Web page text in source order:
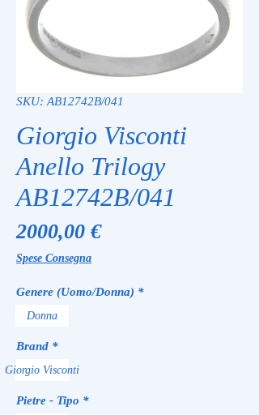
SKU: AB12742B/041
Giorgio Visconti
Anello Trilogy
AB12742B/041
2000,00 €Prezzo
Spese Consegna
Genere (Uomo/Donna) *
Donna
Brand *
Giorgio Visconti
Pietre - Tipo *